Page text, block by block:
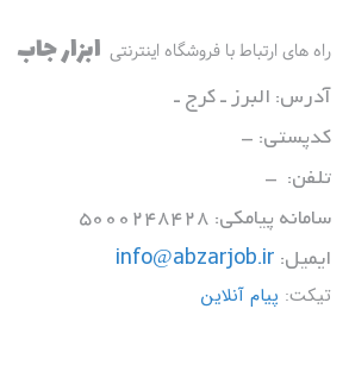
راه های ارتباط با فروشگاه اینترنتی ابزار جاب
آدرس: البرز ـ کرج ـ
کدپستی: -
تلفن: -
سامانه پیامکی: 5000248428
ایمیل: info@abzarjob.ir
تیکت: پیام آنلاین